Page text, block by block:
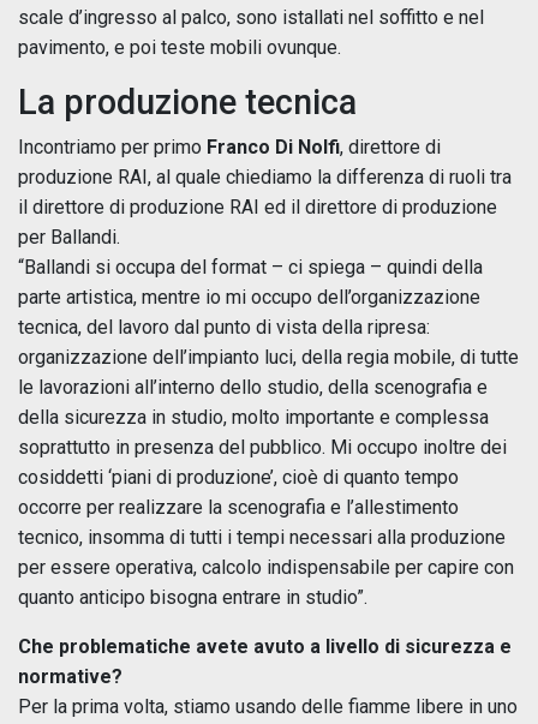
scale d’ingresso al palco, sono istallati nel soffitto e nel
pavimento, e poi teste mobili ovunque.
La produzione tecnica
Incontriamo per primo Franco Di Nolfi, direttore di
produzione RAI, al quale chiediamo la differenza di ruoli tra
il direttore di produzione RAI ed il direttore di produzione
per Ballandi.
“Ballandi si occupa del format – ci spiega – quindi della
parte artistica, mentre io mi occupo dell’organizzazione
tecnica, del lavoro dal punto di vista della ripresa:
organizzazione dell’impianto luci, della regia mobile, di tutte
le lavorazioni all’interno dello studio, della scenografia e
della sicurezza in studio, molto importante e complessa
soprattutto in presenza del pubblico. Mi occupo inoltre dei
cosiddetti ‘piani di produzione’, cioè di quanto tempo
occorre per realizzare la scenografia e l’allestimento
tecnico, insomma di tutti i tempi necessari alla produzione
per essere operativa, calcolo indispensabile per capire con
quanto anticipo bisogna entrare in studio”.
Che problematiche avete avuto a livello di sicurezza e
normative?
Per la prima volta, stiamo usando delle fiamme libere in uno